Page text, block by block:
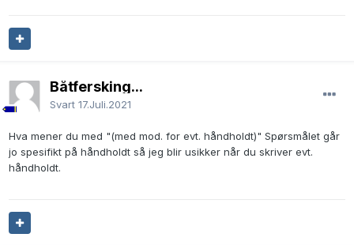
Båtfersking...
Svart 17.Juli.2021
Hva mener du med "(med mod. for evt. håndholdt)" Spørsmålet går
jo spesifikt på håndholdt så jeg blir usikker når du skriver evt.
håndholdt.